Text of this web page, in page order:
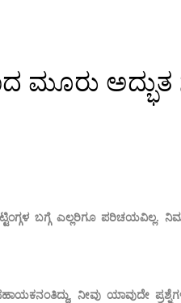
ಮೂರು ಅದ್ಭುತ
ಬಗ್ಗೆ ಎಲ್ಲರಿಗೂ ಪರಿಚಯವಿಲ್ಲ.
ನೀವು ಯಾವುದೇ